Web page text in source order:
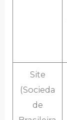
Site
(Socieda
de